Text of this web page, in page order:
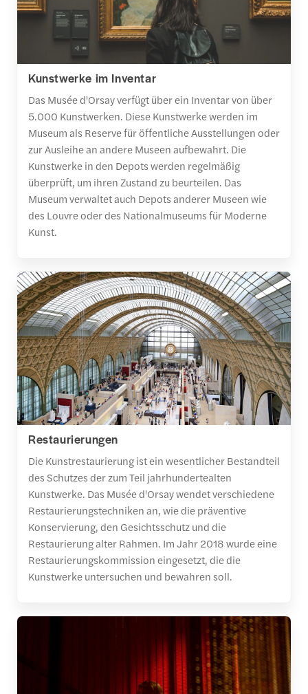
Kunstwerke im Inventar
Das Musée d'Orsay verfügt über ein Inventar von über
5.000 Kunstwerken. Diese Kunstwerke werden im
Museum als Reserve für öffentliche Ausstellungen oder
zur Ausleihe an andere Museen aufbewahrt. Die
Kunstwerke in den Depots werden regelmäßig
überprüft, um ihren Zustand zu beurteilen. Das
Museum verwaltet auch Depots anderer Museen wie
des Louvre oder des Nationalmuseums für Moderne
Kunst.
Restaurierungen
Die Kunstrestaurierung ist ein wesentlicher Bestandteil
des Schutzes der zum Teil jahrhundertealten
Kunstwerke. Das Musée d'Orsay wendet verschiedene
Restaurierungstechniken an, wie die präventive
Konservierung, den Gesichtsschutz und die
Restaurierung alter Rahmen. Im Jahr 2018 wurde eine
Restaurierungskommission eingesetzt, die die
Kunstwerke untersuchen und bewahren soll.